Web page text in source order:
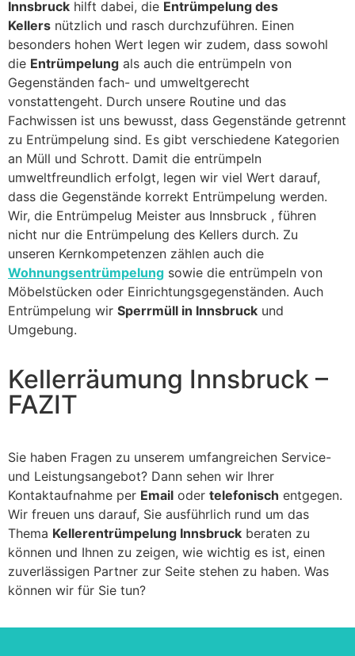
Innsbruck hilft dabei, die Entrümpelung des
Kellers nützlich und rasch durchzuführen. Einen
besonders hohen Wert legen wir zudem, dass sowohl
die Entrümpelung als auch die entrümpeln von
Gegenständen fach- und umweltgerecht
vonstattengeht. Durch unsere Routine und das
Fachwissen ist uns bewusst, dass Gegenstände getrennt
zu Entrümpelung sind. Es gibt verschiedene Kategorien
an Müll und Schrott. Damit die entrümpeln
umweltfreundlich erfolgt, legen wir viel Wert darauf,
dass die Gegenstände korrekt Entrümpelung werden.
Wir, die Entrümpelug Meister aus Innsbruck , führen
nicht nur die Entrümpelung des Kellers durch. Zu
unseren Kernkompetenzen zählen auch die
Wohnungsentrümpelung sowie die entrümpeln von
Möbelstücken oder Einrichtungsgegenständen. Auch
Entrümpelung wir Sperrmüll in Innsbruck und
Umgebung.
Kellerräumung Innsbruck –
FAZIT
Sie haben Fragen zu unserem umfangreichen Service-
und Leistungsangebot? Dann sehen wir Ihrer
Kontaktaufnahme per Email oder telefonisch entgegen.
Wir freuen uns darauf, Sie ausführlich rund um das
Thema Kellerentrümpelung Innsbruck beraten zu
können und Ihnen zu zeigen, wie wichtig es ist, einen
zuverlässigen Partner zur Seite stehen zu haben. Was
können wir für Sie tun?